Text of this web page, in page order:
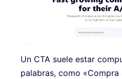
Un CTA suele estar
palabras, como